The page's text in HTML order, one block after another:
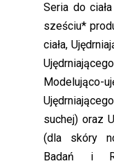
Seria do
sześciu*
ciała,
Modelująco-
suchej) oraz
(dla skóry
Badań i